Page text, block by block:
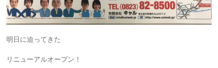
明日に迫ってきた
リニューアルオープン！